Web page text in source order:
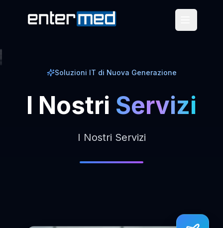
Soluzioni IT di Nuova Generazione
I Nostri Servizi
I Nostri Servizi